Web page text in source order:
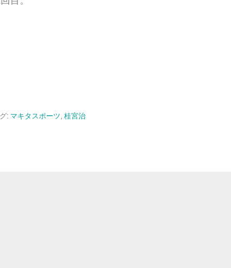
: マキタスポーツ, 桂宮治